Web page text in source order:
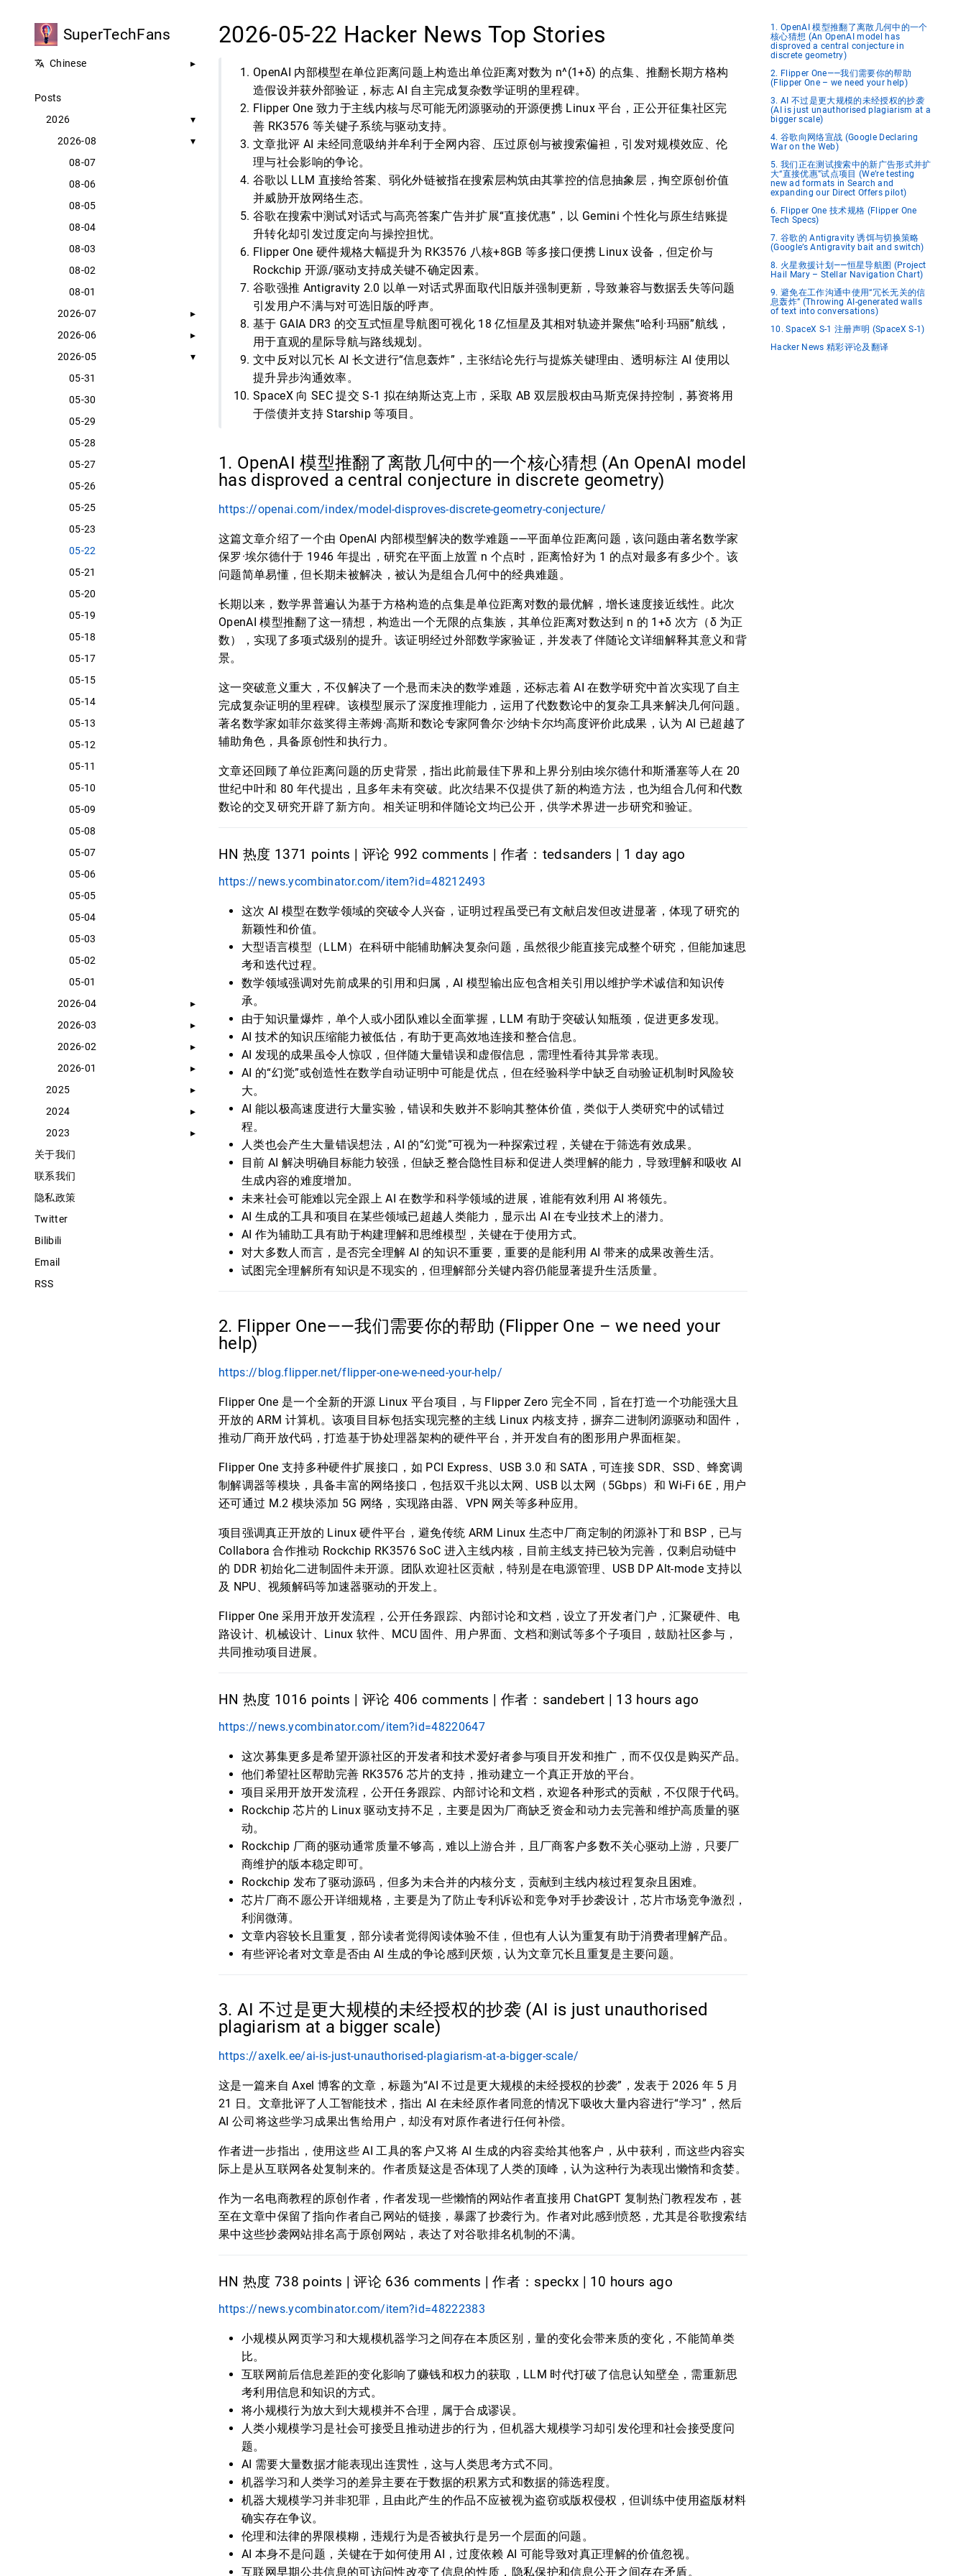
SuperTechFans
Chinese
Posts
2026
2026-08
08-07
08-06
08-05
08-04
08-03
08-02
08-01
2026-07
2026-06
2026-05
05-31
05-30
05-29
05-28
05-27
05-26
05-25
05-23
05-22
05-21
05-20
05-19
05-18
05-17
05-15
05-14
05-13
05-12
05-11
05-10
05-09
05-08
05-07
05-06
05-05
05-04
05-03
05-02
05-01
2026-04
2026-03
2026-02
2026-01
2025
2024
2023
关于我们
联系我们
隐私政策
Twitter
Bilibili
Email
RSS
2026-05-22 Hacker News Top Stories
OpenAI 内部模型在单位距离问题上构造出单位距离对数为 n^(1+δ) 的点集、推翻长期方格构
造假设并获外部验证，标志 AI 自主完成复杂数学证明的里程碑。
Flipper One 致力于主线内核与尽可能无闭源驱动的开源便携 Linux 平台，正公开征集社区完
善 RK3576 等关键子系统与驱动支持。
文章批评 AI 未经同意吸纳并牟利于全网内容、压过原创与被搜索偏袒，引发对规模效应、伦
理与社会影响的争论。
谷歌以 LLM 直接给答案、弱化外链被指在搜索层构筑由其掌控的信息抽象层，掏空原创价值
并威胁开放网络生态。
谷歌在搜索中测试对话式与高亮答案广告并扩展“直接优惠”，以 Gemini 个性化与原生结账提
升转化却引发过度定向与操控担忧。
Flipper One 硬件规格大幅提升为 RK3576 八核+8GB 等多接口便携 Linux 设备，但定价与
Rockchip 开源/驱动支持成关键不确定因素。
谷歌强推 Antigravity 2.0 以单一对话式界面取代旧版并强制更新，导致兼容与数据丢失等问题
引发用户不满与对可选旧版的呼声。
基于 GAIA DR3 的交互式恒星导航图可视化 18 亿恒星及其相对轨迹并聚焦“哈利·玛丽”航线，
用于直观的星际导航与路线规划。
文中反对以冗长 AI 长文进行“信息轰炸”，主张结论先行与提炼关键理由、透明标注 AI 使用以
提升异步沟通效率。
SpaceX 向 SEC 提交 S‑1 拟在纳斯达克上市，采取 AB 双层股权由马斯克保持控制，募资将用
于偿债并支持 Starship 等项目。
1. OpenAI 模型推翻了离散几何中的一个核心猜想 (An OpenAI model
has disproved a central conjecture in discrete geometry)
https://openai.com/index/model-disproves-discrete-geometry-conjecture/
这篇文章介绍了一个由 OpenAI 内部模型解决的数学难题——平面单位距离问题，该问题由著名数学家
保罗·埃尔德什于 1946 年提出，研究在平面上放置 n 个点时，距离恰好为 1 的点对最多有多少个。该
问题简单易懂，但长期未被解决，被认为是组合几何中的经典难题。
长期以来，数学界普遍认为基于方格构造的点集是单位距离对数的最优解，增长速度接近线性。此次
OpenAI 模型推翻了这一猜想，构造出一个无限的点集族，其单位距离对数达到 n 的 1+δ 次方（δ 为正
数），实现了多项式级别的提升。该证明经过外部数学家验证，并发表了伴随论文详细解释其意义和背
景。
这一突破意义重大，不仅解决了一个悬而未决的数学难题，还标志着 AI 在数学研究中首次实现了自主
完成复杂证明的里程碑。该模型展示了深度推理能力，运用了代数数论中的复杂工具来解决几何问题。
著名数学家如菲尔兹奖得主蒂姆·高斯和数论专家阿鲁尔·沙纳卡尔均高度评价此成果，认为 AI 已超越了
辅助角色，具备原创性和执行力。
文章还回顾了单位距离问题的历史背景，指出此前最佳下界和上界分别由埃尔德什和斯潘塞等人在 20
世纪中叶和 80 年代提出，且多年未有突破。此次结果不仅提供了新的构造方法，也为组合几何和代数
数论的交叉研究开辟了新方向。相关证明和伴随论文均已公开，供学术界进一步研究和验证。
HN 热度 1371 points | 评论 992 comments | 作者：tedsanders | 1 day ago
https://news.ycombinator.com/item?id=48212493
这次 AI 模型在数学领域的突破令人兴奋，证明过程虽受已有文献启发但改进显著，体现了研究的
新颖性和价值。
大型语言模型（LLM）在科研中能辅助解决复杂问题，虽然很少能直接完成整个研究，但能加速思
考和迭代过程。
数学领域强调对先前成果的引用和归属，AI 模型输出应包含相关引用以维护学术诚信和知识传
承。
由于知识量爆炸，单个人或小团队难以全面掌握，LLM 有助于突破认知瓶颈，促进更多发现。
AI 技术的知识压缩能力被低估，有助于更高效地连接和整合信息。
AI 发现的成果虽令人惊叹，但伴随大量错误和虚假信息，需理性看待其异常表现。
AI 的“幻觉”或创造性在数学自动证明中可能是优点，但在经验科学中缺乏自动验证机制时风险较
大。
AI 能以极高速度进行大量实验，错误和失败并不影响其整体价值，类似于人类研究中的试错过
程。
人类也会产生大量错误想法，AI 的“幻觉”可视为一种探索过程，关键在于筛选有效成果。
目前 AI 解决明确目标能力较强，但缺乏整合隐性目标和促进人类理解的能力，导致理解和吸收 AI
生成内容的难度增加。
未来社会可能难以完全跟上 AI 在数学和科学领域的进展，谁能有效利用 AI 将领先。
AI 生成的工具和项目在某些领域已超越人类能力，显示出 AI 在专业技术上的潜力。
AI 作为辅助工具有助于构建理解和思维模型，关键在于使用方式。
对大多数人而言，是否完全理解 AI 的知识不重要，重要的是能利用 AI 带来的成果改善生活。
试图完全理解所有知识是不现实的，但理解部分关键内容仍能显著提升生活质量。
2. Flipper One——我们需要你的帮助 (Flipper One – we need your
help)
https://blog.flipper.net/flipper-one-we-need-your-help/
Flipper One 是一个全新的开源 Linux 平台项目，与 Flipper Zero 完全不同，旨在打造一个功能强大且
开放的 ARM 计算机。该项目目标包括实现完整的主线 Linux 内核支持，摒弃二进制闭源驱动和固件，
推动厂商开放代码，打造基于协处理器架构的硬件平台，并开发自有的图形用户界面框架。
Flipper One 支持多种硬件扩展接口，如 PCI Express、USB 3.0 和 SATA，可连接 SDR、SSD、蜂窝调
制解调器等模块，具备丰富的网络接口，包括双千兆以太网、USB 以太网（5Gbps）和 Wi-Fi 6E，用户
还可通过 M.2 模块添加 5G 网络，实现路由器、VPN 网关等多种应用。
项目强调真正开放的 Linux 硬件平台，避免传统 ARM Linux 生态中厂商定制的闭源补丁和 BSP，已与
Collabora 合作推动 Rockchip RK3576 SoC 进入主线内核，目前主线支持已较为完善，仅剩启动链中
的 DDR 初始化二进制固件未开源。团队欢迎社区贡献，特别是在电源管理、USB DP Alt-mode 支持以
及 NPU、视频解码等加速器驱动的开发上。
Flipper One 采用开放开发流程，公开任务跟踪、内部讨论和文档，设立了开发者门户，汇聚硬件、电
路设计、机械设计、Linux 软件、MCU 固件、用户界面、文档和测试等多个子项目，鼓励社区参与，
共同推动项目进展。
HN 热度 1016 points | 评论 406 comments | 作者：sandebert | 13 hours ago
https://news.ycombinator.com/item?id=48220647
这次募集更多是希望开源社区的开发者和技术爱好者参与项目开发和推广，而不仅仅是购买产品。
他们希望社区帮助完善 RK3576 芯片的支持，推动建立一个真正开放的平台。
项目采用开放开发流程，公开任务跟踪、内部讨论和文档，欢迎各种形式的贡献，不仅限于代码。
Rockchip 芯片的 Linux 驱动支持不足，主要是因为厂商缺乏资金和动力去完善和维护高质量的驱
动。
Rockchip 厂商的驱动通常质量不够高，难以上游合并，且厂商客户多数不关心驱动上游，只要厂
商维护的版本稳定即可。
Rockchip 发布了驱动源码，但多为未合并的内核分支，贡献到主线内核过程复杂且困难。
芯片厂商不愿公开详细规格，主要是为了防止专利诉讼和竞争对手抄袭设计，芯片市场竞争激烈，
利润微薄。
文章内容较长且重复，部分读者觉得阅读体验不佳，但也有人认为重复有助于消费者理解产品。
有些评论者对文章是否由 AI 生成的争论感到厌烦，认为文章冗长且重复是主要问题。
3. AI 不过是更大规模的未经授权的抄袭 (AI is just unauthorised
plagiarism at a bigger scale)
https://axelk.ee/ai-is-just-unauthorised-plagiarism-at-a-bigger-scale/
这是一篇来自 Axel 博客的文章，标题为“AI 不过是更大规模的未经授权的抄袭”，发表于 2026 年 5 月
21 日。文章批评了人工智能技术，指出 AI 在未经原作者同意的情况下吸收大量内容进行“学习”，然后
AI 公司将这些学习成果出售给用户，却没有对原作者进行任何补偿。
作者进一步指出，使用这些 AI 工具的客户又将 AI 生成的内容卖给其他客户，从中获利，而这些内容实
际上是从互联网各处复制来的。作者质疑这是否体现了人类的顶峰，认为这种行为表现出懒惰和贪婪。
作为一名电商教程的原创作者，作者发现一些懒惰的网站作者直接用 ChatGPT 复制热门教程发布，甚
至在文章中保留了指向作者自己网站的链接，暴露了抄袭行为。作者对此感到愤怒，尤其是谷歌搜索结
果中这些抄袭网站排名高于原创网站，表达了对谷歌排名机制的不满。
HN 热度 738 points | 评论 636 comments | 作者：speckx | 10 hours ago
https://news.ycombinator.com/item?id=48222383
小规模从网页学习和大规模机器学习之间存在本质区别，量的变化会带来质的变化，不能简单类
比。
互联网前后信息差距的变化影响了赚钱和权力的获取，LLM 时代打破了信息认知壁垒，需重新思
考利用信息和知识的方式。
将小规模行为放大到大规模并不合理，属于合成谬误。
人类小规模学习是社会可接受且推动进步的行为，但机器大规模学习却引发伦理和社会接受度问
题。
AI 需要大量数据才能表现出连贯性，这与人类思考方式不同。
机器学习和人类学习的差异主要在于数据的积累方式和数据的筛选程度。
机器大规模学习并非犯罪，且由此产生的作品不应被视为盗窃或版权侵权，但训练中使用盗版材料
确实存在争议。
伦理和法律的界限模糊，违规行为是否被执行是另一个层面的问题。
AI 本身不是问题，关键在于如何使用 AI，过度依赖 AI 可能导致对真正理解的价值忽视。
互联网早期公共信息的可访问性改变了信息的性质，隐私保护和信息公开之间存在矛盾。
1. OpenAI 模型推翻了离散几何中的一个
核心猜想 (An OpenAI model has
disproved a central conjecture in
discrete geometry)
2. Flipper One——我们需要你的帮助
(Flipper One – we need your help)
3. AI 不过是更大规模的未经授权的抄袭
(AI is just unauthorised plagiarism at a
bigger scale)
4. 谷歌向网络宣战 (Google Declaring
War on the Web)
5. 我们正在测试搜索中的新广告形式并扩
大“直接优惠”试点项目 (We’re testing
new ad formats in Search and
expanding our Direct Offers pilot)
6. Flipper One 技术规格 (Flipper One
Tech Specs)
7. 谷歌的 Antigravity 诱饵与切换策略
(Google’s Antigravity bait and switch)
8. 火星救援计划——恒星导航图 (Project
Hail Mary – Stellar Navigation Chart)
9. 避免在工作沟通中使用“冗长无关的信
息轰炸” (Throwing AI-generated walls
of text into conversations)
10. SpaceX S-1 注册声明 (SpaceX S-1)
Hacker News 精彩评论及翻译